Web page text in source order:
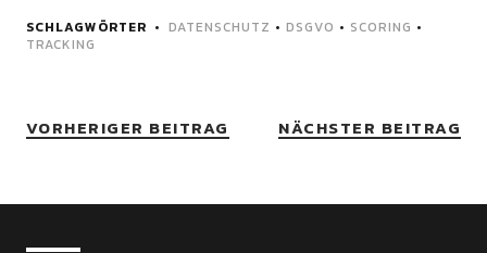
SCHLAGWÖRTER DATENSCHUTZ • DSGVO • SCORING •
TRACKING
VORHERIGER BEITRAG NÄCHSTER BEITRAG